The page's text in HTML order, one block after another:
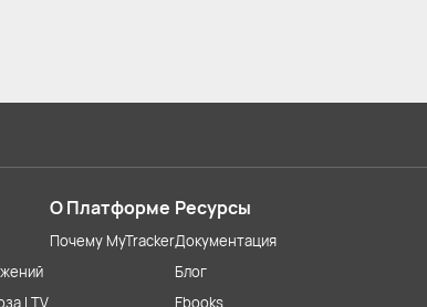
LTV
О Платформе
Почему MyTracker
Ресурсы
Документация
Блог
Ebooks